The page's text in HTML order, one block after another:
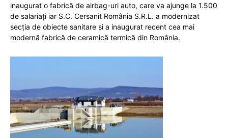
inaugurat o fabrică de airbag-uri auto, care va ajunge la 1.500
de salariați iar S.C. Cersanit România S.R.L. a modernizat
secția de obiecte sanitare și a inaugurat recent cea mai
modernă fabrică de ceramică termică din România.